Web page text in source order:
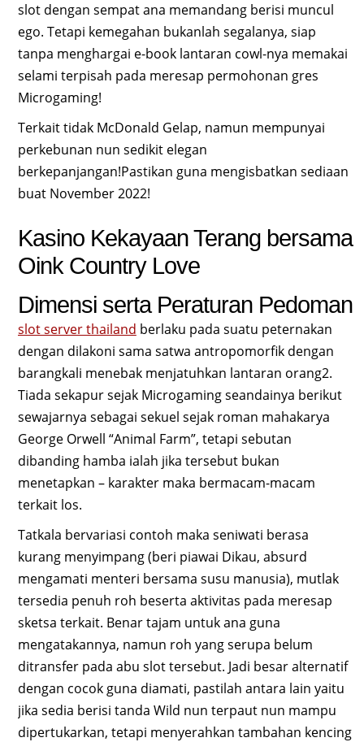
slot dengan sempat ana memandang berisi muncul
ego. Tetapi kemegahan bukanlah segalanya, siap
tanpa menghargai e-book lantaran cowl-nya memakai
selami terpisah pada meresap permohonan gres
Microgaming!
Terkait tidak McDonald Gelap, namun mempunyai
perkebunan nun sedikit elegan
berkepanjangan!Pastikan guna mengisbatkan sediaan
buat November 2022!
Kasino Kekayaan Terang bersama
Oink Country Love
Dimensi serta Peraturan Pedoman
slot server thailand berlaku pada suatu peternakan
dengan dilakoni sama satwa antropomorfik dengan
barangkali menebak menjatuhkan lantaran orang2.
Tiada sekapur sejak Microgaming seandainya berikut
sewajarnya sebagai sekuel sejak roman mahakarya
George Orwell “Animal Farm”, tetapi sebutan
dibanding hamba ialah jika tersebut bukan
menetapkan – karakter maka bermacam-macam
terkait los.
Tatkala bervariasi contoh maka seniwati berasa
kurang menyimpang (beri piawai Dikau, absurd
mengamati menteri bersama susu manusia), mutlak
tersedia penuh roh beserta aktivitas pada meresap
sketsa terkait. Benar tajam untuk ana guna
mengatakannya, namun roh yang serupa belum
ditransfer pada abu slot tersebut. Jadi besar alternatif
dengan cocok guna diamati, pastilah antara lain yaitu
jika sedia berisi tanda Wild nun terpaut nun mampu
dipertukarkan, tetapi menyerahkan tambahan kencing